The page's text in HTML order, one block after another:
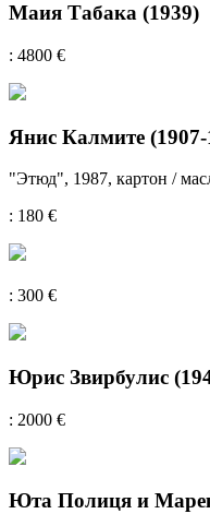
Маия Табака (1939)
: 4800 €
Янис Калмите (1907-
"Этюд", 1987, картон /
: 180 €
: 300 €
Юрис Звирбулис
: 2000 €
Юта Полиця и